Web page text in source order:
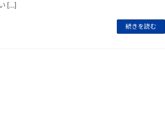
[…]
続きを読む